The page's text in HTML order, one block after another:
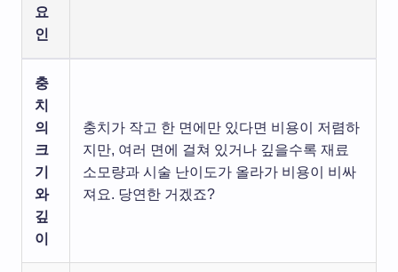
요
인
충
치
의
크
기
와
깊
이
충치가 작고 한 면에만 있다면 비용이 저렴하
지만, 여러 면에 걸쳐 있거나 깊을수록 재료
소모량과 시술 난이도가 올라가 비용이 비싸
져요. 당연한 거겠죠?